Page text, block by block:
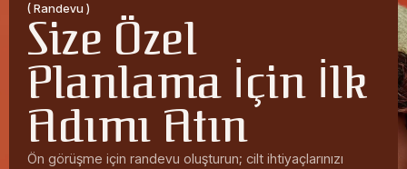
( Randevu )
Size Özel
Planlama İçin İlk
Adımı Atın
Ön görüşme için randevu oluşturun; cilt ihtiyaçlarınızı